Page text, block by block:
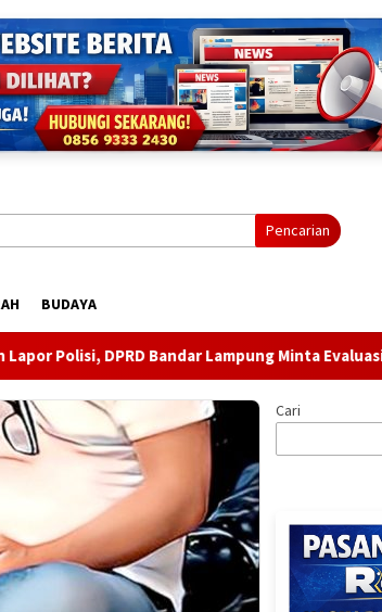
Pencarian
BUDAYA
DPRD Bandar Lampung Minta Evaluasi Aparat
Cari